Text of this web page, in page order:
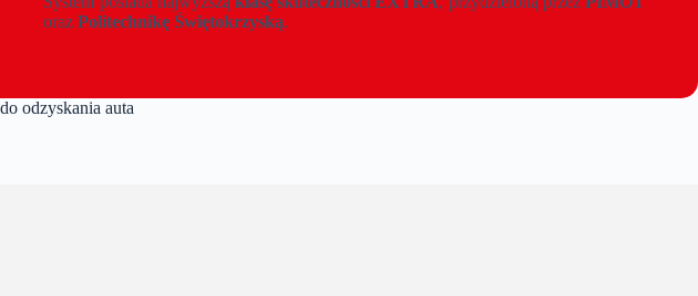
orazPolitechnikę Świętokrzyską.
odzyskania auta